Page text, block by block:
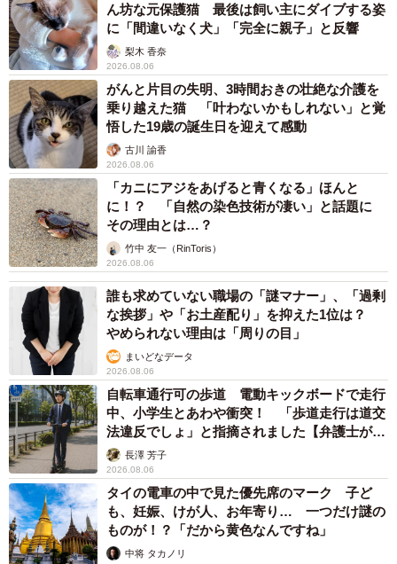
ん坊な元保護猫 最後は飼い主にダイブする姿
に「間違いなく犬」「完全に親子」と反響
梨木 香奈
2026.08.06
がんと片目の失明、3時間おきの壮絶な介護を
乗り越えた猫 「叶わないかもしれない」と覚
悟した19歳の誕生日を迎えて感動
古川 諭香
2026.08.06
「カニにアジをあげると青くなる」ほんと
に！？ 「自然の染色技術が凄い」と話題に
その理由とは…？
竹中 友一（RinToris）
2026.08.06
誰も求めていない職場の「謎マナー」、「過剰
な挨拶」や「お土産配り」を抑えた1位は？
やめられない理由は「周りの目」
まいどなデータ
2026.08.06
自転車通行可の歩道 電動キックボードで走行
中、小学生とあわや衝突！ 「歩道走行は道交
法違反でしょ」と指摘されました【弁護士が解
説】長澤 芳子
2026.08.06
タイの電車の中で見た優先席のマーク 子ど
も、妊娠、けが人、お年寄り… 一つだけ謎の
ものが！？「だから黄色なんですね」
中将 タカノリ